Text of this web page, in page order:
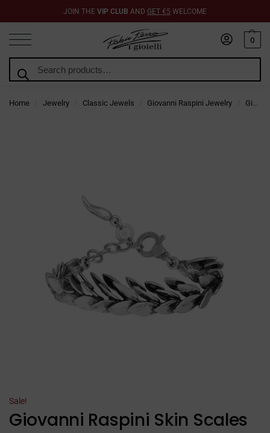
JOIN THE VIP CLUB AND GET €5 WELCOME
0
Home Jewelry Classic Jewels Giovanni Raspini Jewelry Giovanni Raspini Bracelets
Sale!
Giovanni Raspini Skin Scales